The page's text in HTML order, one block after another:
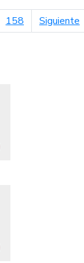
158 Siguiente